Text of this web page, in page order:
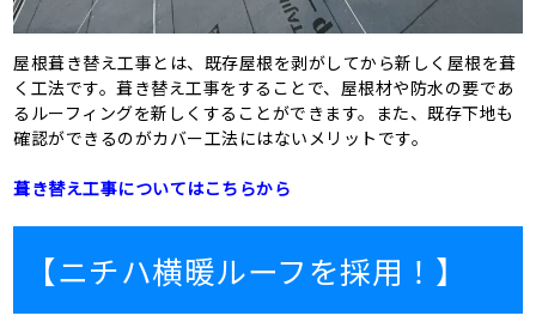
屋根葺き替え工事とは、既存屋根を剥がしてから新しく屋根を葺
く工法です。葺き替え工事をすることで、屋根材や防水の要であ
るルーフィングを新しくすることができます。また、既存下地も
確認ができるのがカバー工法にはないメリットです。
葺き替え工事についてはこちらから
【ニチハ横暖ルーフを採用！】